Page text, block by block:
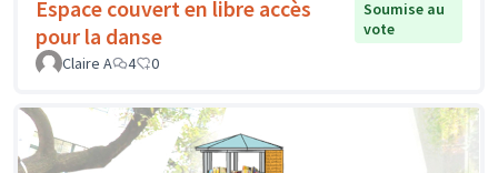
Espace couvert en libre accès
pour la danse
Soumise au
vote
Claire A
4 0